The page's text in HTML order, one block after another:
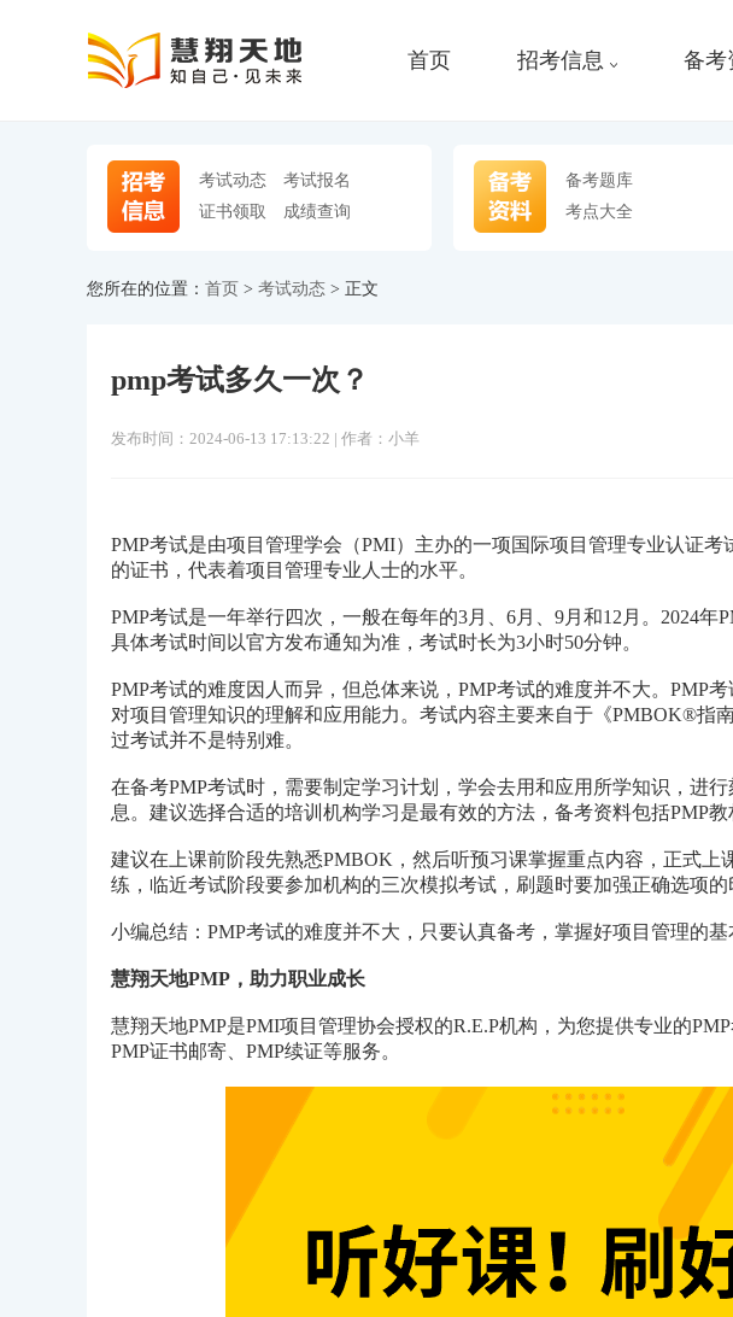
首页 招考信息 备考
考试动态
考试报名
证书领取
成绩查询
备考题库
考点大全
您所在的位置： 首页 > 考试动态 > 正文
pmp考试多久一次？
发布时间：2024-06-13 17:13:22 | 作者：小羊
PMP考试是由项目管理学会（PMI）主办的一项国际项目管理专业认证
的证书，代表着项目管理专业人士的水平。
PMP考试是一年举行四次，一般在每年的3月、6月、9月和12月。2024年
具体考试时间以官方发布通知为准，考试时长为3小时50分钟。
PMP考试的难度因人而异，但总体来说，PMP考试的难度并不大。PMP
对项目管理知识的理解和应用能力。考试内容主要来自于《PMBOK®指
过考试并不是特别难。
在备考PMP考试时，需要制定学习计划，学会去用和应用所学知识，进
息。建议选择合适的培训机构学习是最有效的方法，备考资料包括PMP教
建议在上课前阶段先熟悉PMBOK，然后听预习课掌握重点内容，正式上
练，临近考试阶段要参加机构的三次模拟考试，刷题时要加强正确选项的
小编总结：PMP考试的难度并不大，只要认真备考，掌握好项目管理的
慧翔天地PMP，助力职业成长
慧翔天地PMP是PMI项目管理协会授权的R.E.P机构，为您提供专业的
PMP证书邮寄、PMP续证等服务。